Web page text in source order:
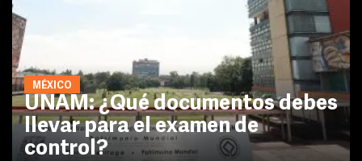
MÉXICO
UNAM: ¿Qué documentos debes
llevar para el examen de
control?